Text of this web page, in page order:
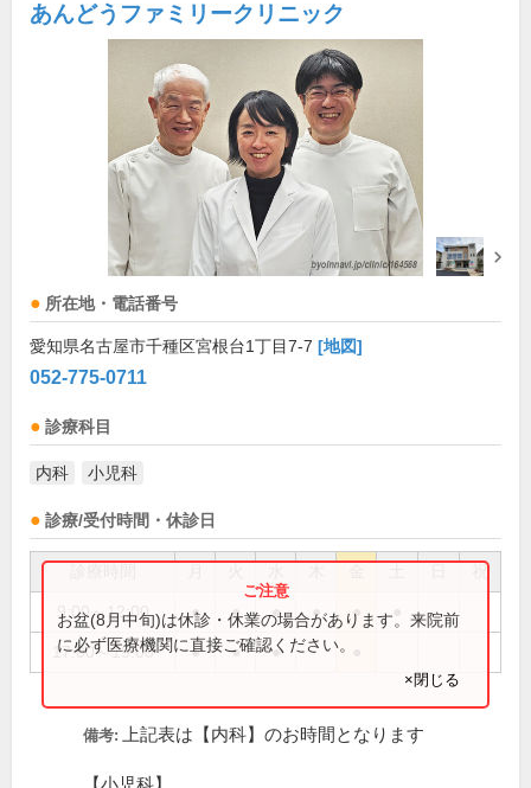
あんどうファミリークリニック
所在地・電話番号
愛知県名古屋市千種区宮根台1丁目7-7 [地図]
052-775-0711
診療科目
内科 小児科
診療/受付時間・休診日
祝
9:00～12:00 ● ● ● ● ●
17:00～19:00 ● ● ●
お盆(8月中旬)は休診・休業の場合があります。来院前
に必ず医療機関に直接ご確認ください。
×閉じる
備考: 上記表は【内科】のお時間となります